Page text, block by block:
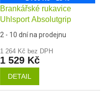
Brankářské rukavice
Uhlsport Absolutgrip
2 - 10 dní na prodejnu
1 264 Kč bez DPH
1 529 Kč
DETAIL